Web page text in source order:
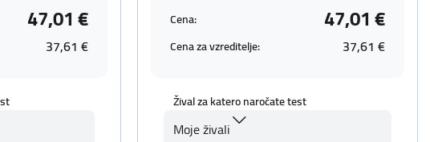
47,01 €
37,61 €
Cena: 47,01 €
Cena za vzreditelje: 37,61 €
Žival za katero naročate test
Moje živali